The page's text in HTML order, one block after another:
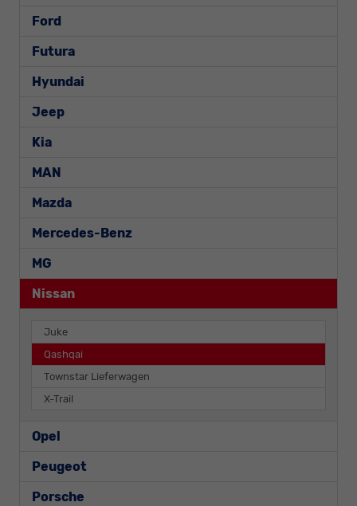
Ford
Futura
Hyundai
Jeep
Kia
MAN
Mazda
Mercedes-Benz
MG
Nissan
Juke
Qashqai
Townstar Lieferwagen
X-Trail
Opel
Peugeot
Porsche